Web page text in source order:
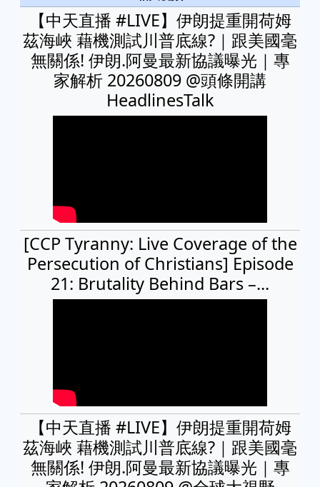
【中天直播 #LIVE】伊朗提重開荷姆
茲海峽 藉機測試川普底線?｜跟美國毫
無關係! 伊朗.阿曼最新協議曝光｜專
家解析 20260809 @頭條開講
HeadlinesTalk
[CCP Tyranny: Live Coverage of the
Persecution of Christians] Episode
21: Brutality Behind Bars –...
【中天直播 #LIVE】伊朗提重開荷姆
茲海峽 藉機測試川普底線?｜跟美國毫
無關係! 伊朗.阿曼最新協議曝光｜專